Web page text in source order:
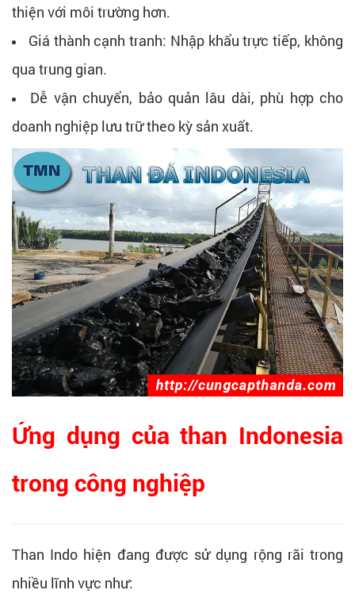
thiện với môi trường hơn.
Giá thành cạnh tranh: Nhập khẩu trực tiếp, không
qua trung gian.
Dễ vận chuyển, bảo quản lâu dài, phù hợp cho
doanh nghiệp lưu trữ theo kỳ sản xuất.
Ứng dụng của than Indonesia
trong công nghiệp
Than Indo hiện đang được sử dụng rộng rãi trong
nhiều lĩnh vực như: